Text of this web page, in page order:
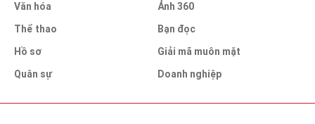
Văn hóa
Thể thao
Hồ sơ
Quân sự
Ảnh 360
Bạn đọc
Giải mã muôn mặt
Doanh nghiệp